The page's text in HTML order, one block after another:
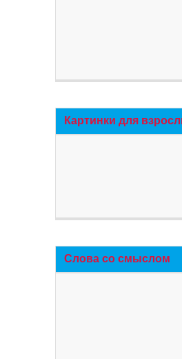
Картинки для
Слова со смыслом